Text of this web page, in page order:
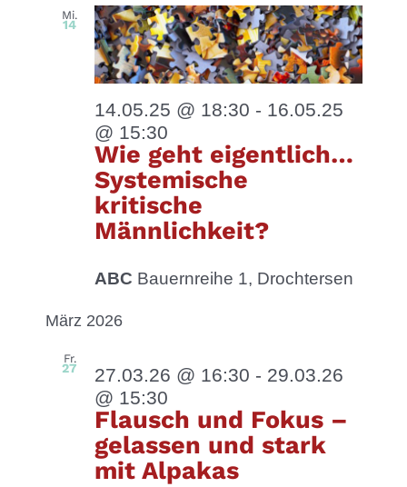
Mi.
14
14.05.25 @ 18:30 - 16.05.25
@ 15:30
Wie geht eigentlich…
Systemische
kritische
Männlichkeit?
ABC Bauernreihe 1, Drochtersen
März 2026
Fr.
27 27.03.26 @ 16:30 - 29.03.26
@ 15:30
Flausch und Fokus –
gelassen und stark
mit Alpakas